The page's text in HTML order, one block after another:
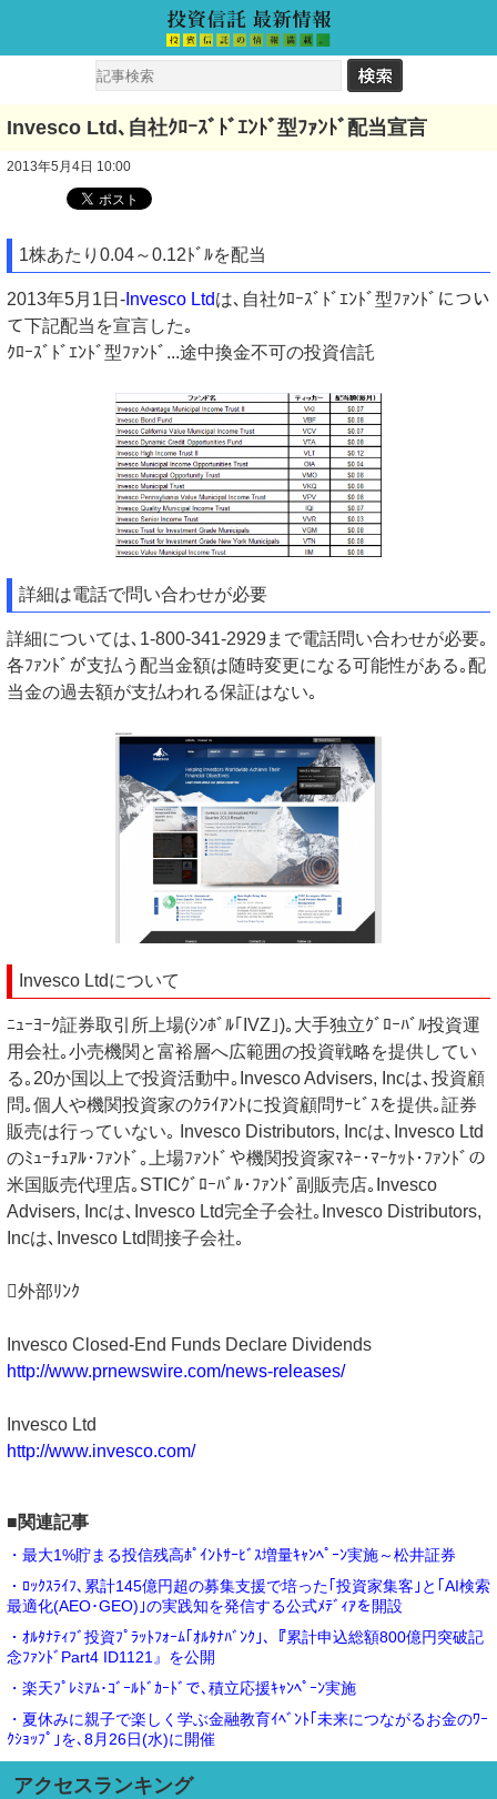
Invesco Ltd､自社ｸﾛｰｽﾞﾄﾞｴﾝﾄﾞ型ﾌｧﾝﾄﾞ配当宣言
2013年5月4日 10:00
1株あたり0.04～0.12ﾄﾞﾙを配当
2013年5月1日- Invesco Ltdは､自社ｸﾛｰｽﾞﾄﾞｴﾝﾄﾞ型ﾌｧﾝﾄﾞについ
て下記配当を宣言した｡
ｸﾛｰｽﾞﾄﾞｴﾝﾄﾞ型ﾌｧﾝﾄﾞ...途中換金不可の投資信託
詳細は電話で問い合わせが必要
詳細については､1-800-341-2929まで電話問い合わせが必要｡
各ﾌｧﾝﾄﾞが支払う配当金額は随時変更になる可能性がある｡配
当金の過去額が支払われる保証はない｡
Invesco Ltdについて
ﾆｭｰﾖｰｸ証券取引所上場(ｼﾝﾎﾞﾙ｢IVZ｣)｡大手独立ｸﾞﾛｰﾊﾞﾙ投資運
用会社｡小売機関と富裕層へ広範囲の投資戦略を提供してい
る｡20か国以上で投資活動中｡Invesco Advisers, Incは､投資顧
問｡個人や機関投資家のｸﾗｲｱﾝﾄに投資顧問ｻｰﾋﾞｽを提供｡証券
販売は行っていない｡ Invesco Distributors, Incは､Invesco Ltd
のﾐｭｰﾁｭｱﾙ･ﾌｧﾝﾄﾞ｡上場ﾌｧﾝﾄﾞや機関投資家ﾏﾈｰ･ﾏｰｹｯﾄ･ﾌｧﾝﾄﾞの
米国販売代理店｡STICｸﾞﾛｰﾊﾞﾙ･ﾌｧﾝﾄﾞ副販売店｡Invesco
Advisers, Incは､Invesco Ltd完全子会社｡Invesco Distributors,
Incは､Invesco Ltd間接子会社｡
外部ﾘﾝｸ
Invesco Closed-End Funds Declare Dividends
http://www.prnewswire.com/news-releases/
Invesco Ltd
http://www.invesco.com/
■関連記事
・最大1%貯まる投信残高ﾎﾟｲﾝﾄｻｰﾋﾞｽ増量ｷｬﾝﾍﾟｰﾝ実施～松井証券
・ﾛｯｸｽﾗｲﾌ､累計145億円超の募集支援で培った｢投資家集客｣と｢AI検索
最適化(AEO･GEO)｣の実践知を発信する公式ﾒﾃﾞｨｱを開設
・ｵﾙﾀﾅﾃｨﾌﾞ投資ﾌﾟﾗｯﾄﾌｫｰﾑ｢ｵﾙﾀﾅﾊﾞﾝｸ｣､『累計申込総額800億円突破記
念ﾌｧﾝﾄﾞPart4 ID1121』を公開
・楽天ﾌﾟﾚﾐｱﾑ･ｺﾞｰﾙﾄﾞｶｰﾄﾞで､積立応援ｷｬﾝﾍﾟｰﾝ実施
・夏休みに親子で楽しく学ぶ金融教育ｲﾍﾞﾝﾄ｢未来につながるお金のﾜｰ
ｸｼｮｯﾌﾟ｣を､8月26日(水)に開催
アクセスランキング